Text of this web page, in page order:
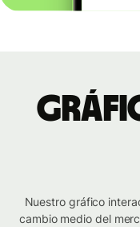
Nuestro gráfico
cambio medio del